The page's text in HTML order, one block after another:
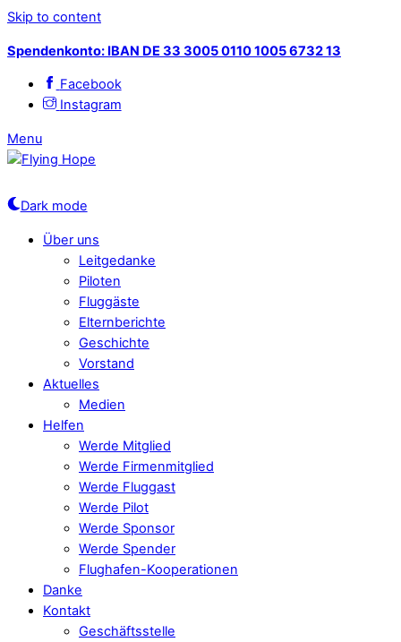
Skip to content
Spendenkonto: IBAN DE 33 3005 0110 1005 6732 13
Facebook
Instagram
Menu
Dark mode
Über uns
Leitgedanke
Piloten
Fluggäste
Elternberichte
Geschichte
Vorstand
Aktuelles
Medien
Helfen
Werde Mitglied
Werde Firmenmitglied
Werde Fluggast
Werde Pilot
Werde Sponsor
Werde Spender
Flughafen-Kooperationen
Danke
Kontakt
Geschäftsstelle